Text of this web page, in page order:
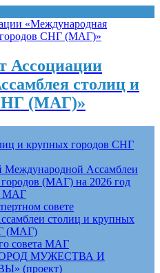
Ассоциации
столиц и
(МАГ)»
и крупных городов СНГ
Международной Ассамблеи
(МАГ) на 2026 год
МАГ
совете
столиц и крупных
(МАГ)
совета МАГ
МУЖЕСТВА И
(проект)